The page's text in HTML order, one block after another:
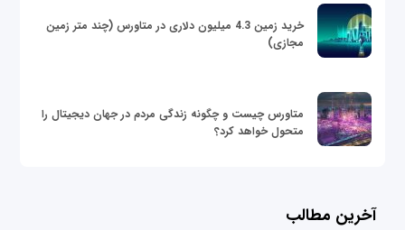
خرید زمین 4.3 میلیون دلاری در متاورس (چند متر زمین
مجازی)
متاورس چیست و چگونه زندگی مردم در جهان دیجیتال را
متحول خواهد کرد؟
آخرین مطالب